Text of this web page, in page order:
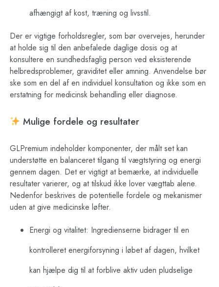
afhængigt af kost, træning og livsstil.
Der er vigtige forholdsregler, som bør overvejes, herunder
at holde sig til den anbefalede daglige dosis og at
konsultere en sundhedsfaglig person ved eksisterende
helbredsproblemer, graviditet eller amning. Anvendelse bør
ske som en del af en individuel konsultation og ikke som en
erstatning for medicinsk behandling eller diagnose.
Mulige fordele og resultater
GLPremium indeholder komponenter, der målt set kan
understøtte en balanceret tilgang til vægtstyring og energi
gennem dagen. Det er vigtigt at bemærke, at individuelle
resultater varierer, og at tilskud ikke lover vægttab alene.
Nedenfor beskrives de potentielle fordele og mekanismer
uden at give medicinske løfter.
Energi og vitalitet: Ingredienserne bidrager til en
kontrolleret energiforsyning i løbet af dagen, hvilket
kan hjælpe dig til at forblive aktiv uden pludselige